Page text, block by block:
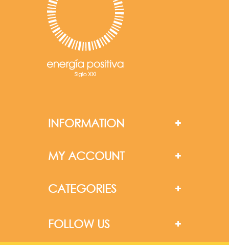
INFORMATION
MY ACCOUNT
CATEGORIES
FOLLOW US